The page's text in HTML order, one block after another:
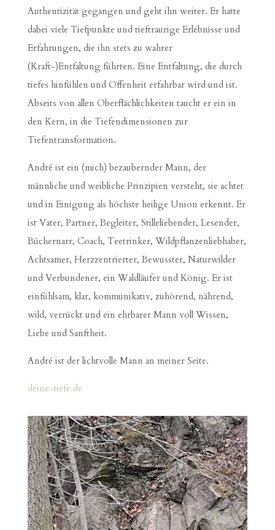
Authentizität gegangen und geht ihn weiter. Er hatte
dabei viele Tiefpunkte und tieftraurige Erlebnisse und
Erfahrungen, die ihn stets zu wahrer
(Kraft-)Entfaltung führten. Eine Entfaltung, die durch
tiefes hinfühlen und Offenheit erfahrbar wird und ist.
Abseits von allen Oberflächlichkeiten taucht er ein in
den Kern, in die Tiefendimensionen zur
Tiefentransformation.
André ist ein (mich) bezaubernder Mann, der
männliche und weibliche Prinzipien versteht, sie achtet
und in Einigung als höchste heilige Union erkennt. Er
ist Vater, Partner, Begleiter, Stilleliebender, Lesender,
Büchernarr, Coach, Teetrinker, Wildpflanzenliebhaber,
Achtsamer, Herzzentrierter, Bewusster, Naturwilder
und Verbundener, ein Waldläufer und König. Er ist
einfühlsam, klar, kommunikativ, zuhörend, nährend,
wild, verrückt und ein ehrbarer Mann voll Wissen,
Liebe und Sanftheit.
André ist der lichtvolle Mann an meiner Seite.
deine-tiefe.de